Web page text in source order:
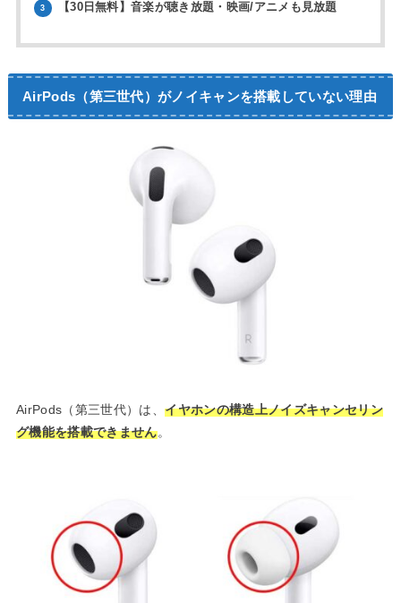
3 【30日無料】音楽が聴き放題・映画/アニメも見放題
AirPods（第三世代）がノイキャンを搭載していない理由
AirPods（第三世代）は、イヤホンの構造上ノイズキャンセリン
グ機能を搭載できません。